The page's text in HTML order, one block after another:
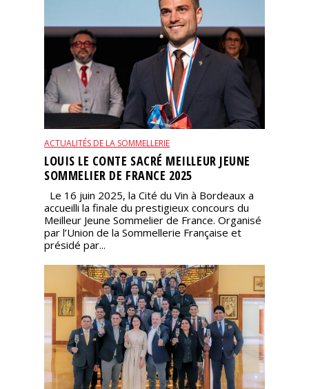
ACTUALITÉS DE LA SOMMELLERIE
LOUIS LE CONTE SACRÉ MEILLEUR JEUNE
SOMMELIER DE FRANCE 2025
Le 16 juin 2025, la Cité du Vin à Bordeaux a
accueilli la finale du prestigieux concours du
Meilleur Jeune Sommelier de France. Organisé
par l’Union de la Sommellerie Française et
présidé par...